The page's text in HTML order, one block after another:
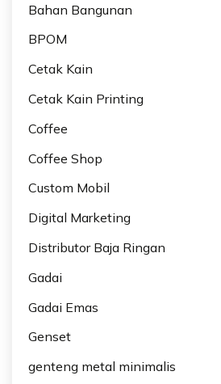
Bahan Bangunan
BPOM
Cetak Kain
Cetak Kain Printing
Coffee
Coffee Shop
Custom Mobil
Digital Marketing
Distributor Baja Ringan
Gadai
Gadai Emas
Genset
genteng metal minimalis